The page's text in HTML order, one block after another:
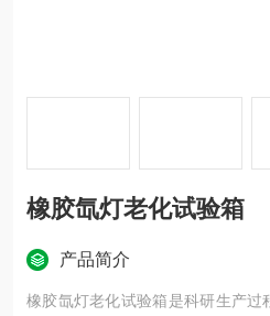
橡胶氙灯老化试验箱
产品简介
橡胶氙灯老化试验箱是科研生产过